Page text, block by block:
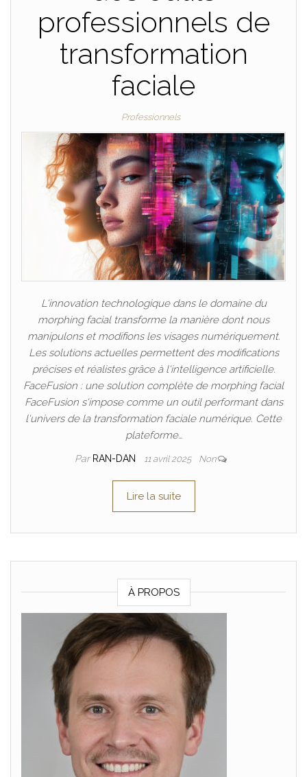
professionnels de
transformation
faciale
Professionnels
L'innovation technologique dans le domaine du
morphing facial transforme la manière dont nous
manipulons et modifions les visages numériquement.
Les solutions actuelles permettent des modifications
précises et réalistes grâce à l'intelligence artificielle.
FaceFusion : une solution complète de morphing facial
FaceFusion s'impose comme un outil performant dans
l'univers de la transformation faciale numérique. Cette
plateforme…
Par RAN-DAN 11 avril 2025 Non
Lire la suite
À PROPOS